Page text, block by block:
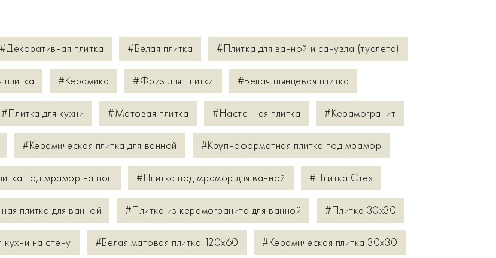
#Декоративная плитка #Белая плитка #Плитка для ванной и санузла (туалета)
#Керамика #Фриз для плитки #Белая глянцевая плитка
#Плитка для кухни #Матовая плитка #Настенная плитка #Керамогранит
#Керамическая плитка для ванной #Крупноформатная плитка под мрамор
под мрамор на пол #Плитка под мрамор для ванной #Плитка Gres
плитка для ванной #Плитка из керамогранита для ванной #Плитка 30x30
кухни на стену #Белая матовая плитка 120x60 #Керамическая плитка 30x30